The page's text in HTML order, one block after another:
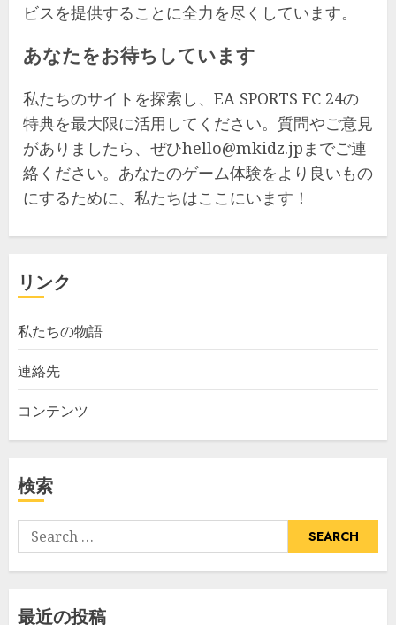
ビスを提供することに全力を尽くしています。
あなたをお待ちしています
私たちのサイトを探索し、EA SPORTS FC 24の
特典を最大限に活用してください。質問やご意見
がありましたら、ぜひhello@mkidz.jpまでご連
絡ください。あなたのゲーム体験をより良いもの
にするために、私たちはここにいます！
リンク
私たちの物語
連絡先
コンテンツ
検索
Search
for:
最近の投稿